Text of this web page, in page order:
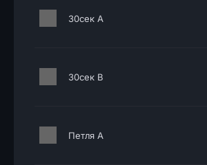
30сек A
30сек B
Петля A